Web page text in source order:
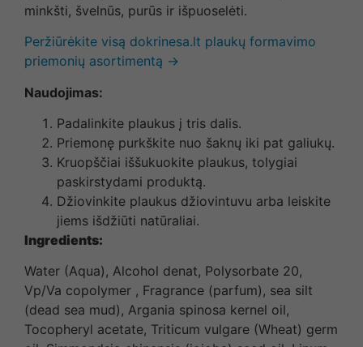
minkšti, švelnūs, purūs ir išpuoselėti.
Peržiūrėkite visą dokrinesa.lt plaukų formavimo
priemonių asortimentą →
Naudojimas:
Padalinkite plaukus į tris dalis.
Priemonę purkškite nuo šaknų iki pat galiukų.
Kruopščiai iššukuokite plaukus, tolygiai
paskirstydami produktą.
Džiovinkite plaukus džiovintuvu arba leiskite
jiems išdžiūti natūraliai.
Ingredients:
Water (Aqua), Alcohol denat, Polysorbate 20,
Vp/Va copolymer , Fragrance (parfum), sea silt
(dead sea mud), Argania spinosa kernel oil,
Tocopheryl acetate, Triticum vulgare (Wheat) germ